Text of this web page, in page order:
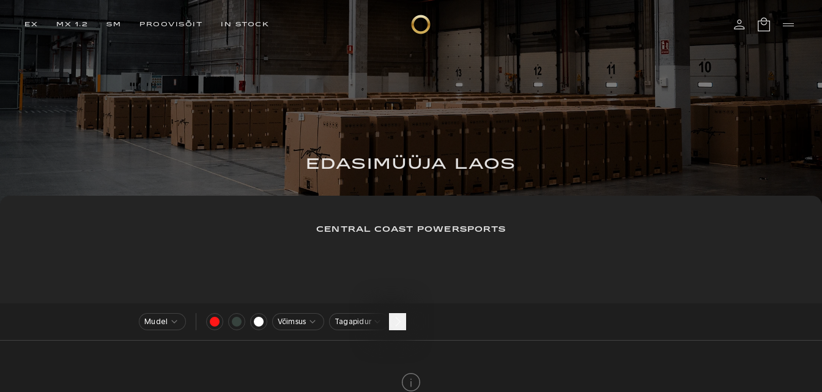
EX MX 1.2 SM PROOVISÕIT IN STOCK
EDASIMÜÜJA LAOS
CENTRAL COAST POWERSPORTS
Mudel Võimsus Tagapidur